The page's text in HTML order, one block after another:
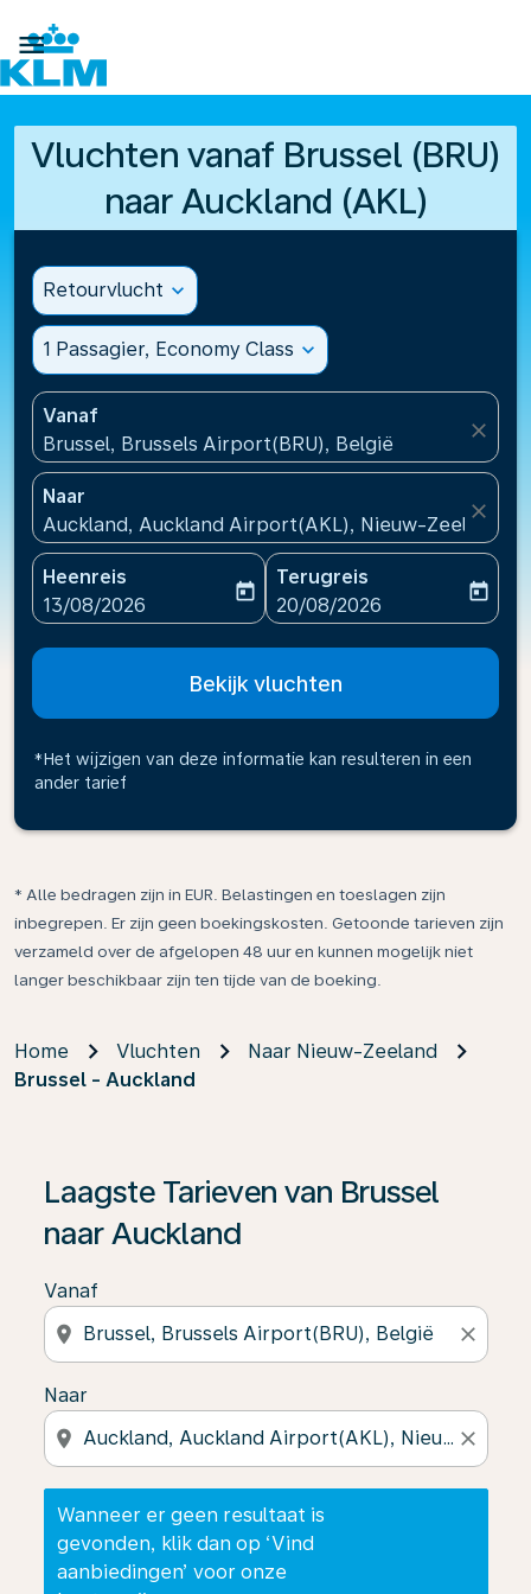

Vluchten vanaf Brussel (BRU)
naar Auckland (AKL)
Retourvlucht expand_more
1 Passagier, Economy Class expand_more
Vanaf
Brussel, Brussels Airport(BRU), België
close
Naar
Auckland, Auckland Airport(AKL), Nieuw-Zeeland
close
Heenreis
fc-booking-departure-date-aria-label
13/08/2026
today
Terugreis
fc-booking-return-date-
20/08/2026
today
Bekijk vluchten
*Het wijzigen van deze informatie kan resulteren in een
ander tarief
* Alle bedragen zijn in EUR. Belastingen en toeslagen zijn
inbegrepen. Er zijn geen boekingskosten. Getoonde tarieven zijn
verzameld over de afgelopen 48 uur en kunnen mogelijk niet
langer beschikbaar zijn ten tijde van de boeking.
Home Vluchten
Naar Nieuw-Zeeland
Brussel - Auckland
Laagste Tarieven van Brussel
naar Auckland
Vanaf
location_on close
Naar
location_on close
Wanneer er geen resultaat is
gevonden, klik dan op ‘Vind
aanbiedingen’ voor onze
Wanneer er geen resultaat is gevonden, klik dan op